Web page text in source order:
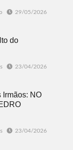
29/05/2026
do
23/04/2026
Irmãos: NO
23/04/2026